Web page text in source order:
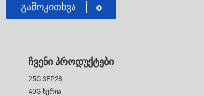
Გამოკითხვა
Ჩვენი Პროდუქტები
25G SFP28
40G Სერია